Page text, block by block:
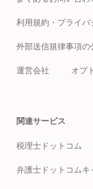
利用規約・プライ
外部送信規律事項の
運営会社 オプ
関連サービス
税理士ドットコム
弁護士ドットコムキ